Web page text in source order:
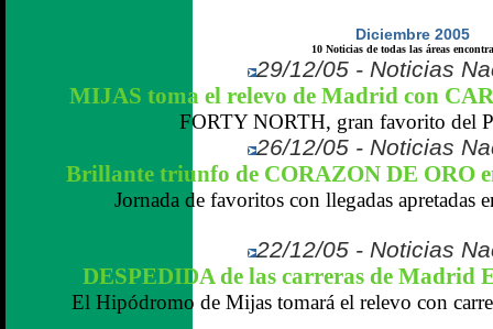
Diciembre 2005
10 Noticias de todas las áreas
29/12/05 - Noticias
MIJAS toma el relevo de Madrid con
FORTY NORTH, gran favorito del
26/12/05 - Noticias
Brillante triunfo de CORAZON DE ORO
Jornada de favoritos con llegadas apretadas
22/12/05 - Noticias
DESPEDIDA de las carreras de Madrid
El Hipódromo de Mijas tomará el relevo con